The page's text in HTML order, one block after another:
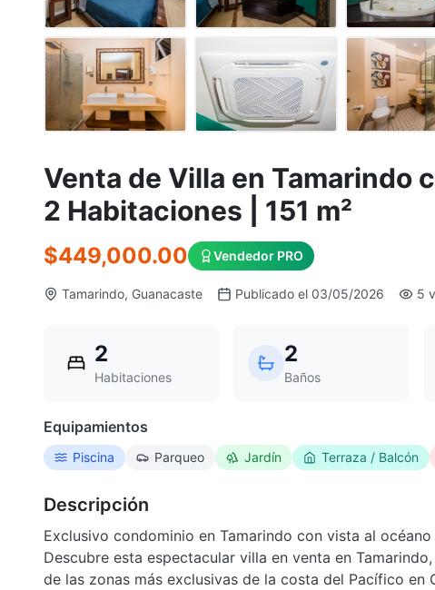
Venta de Villa en Tamarindo
2 Habitaciones | 151 m²
$449,000.00 Vendedor PRO
Tamarindo, Guanacaste Publicado el 03/05/2026 5
2
Habitaciones
2
Baños
Equipamientos
Piscina Parqueo Jardín Terraza / Balcón
Descripción
Exclusivo condominio en Tamarindo con vista al
Descubre esta espectacular villa en venta en
de las zonas más exclusivas de la costa del Pacífico en